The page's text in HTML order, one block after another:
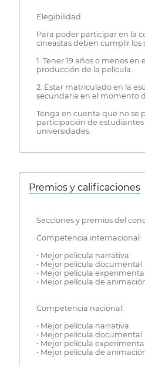
Elegibilidad
Para poder participar en la
cineastas deben cumplir los
1. Tener 19 años o menos
producción de la película.
2. Estar matriculado en la
secundaria en el momento
Tenga en cuenta que no se
participación de estudiantes
universidades.
Premios y calificaciones
Secciones y premios del
Competencia internacional:
• Mejor película narrativa
• Mejor película documental
• Mejor película
• Mejor película de
Competencia nacional:
• Mejor película narrativa
• Mejor película documental
• Mejor película
• Mejor película de